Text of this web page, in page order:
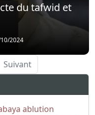
du tafwid et
2024
Suivant
ablution